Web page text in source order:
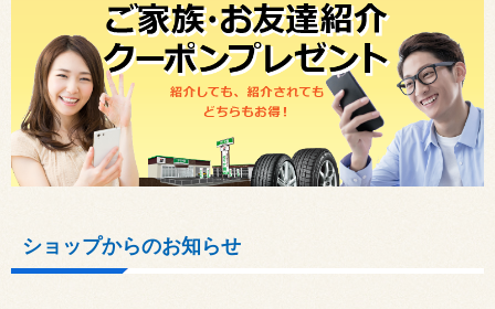
ショップからのお知らせ